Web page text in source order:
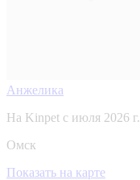
Анжелика
На Kinpet c июля 2026 г.
Омск
Показать на карте